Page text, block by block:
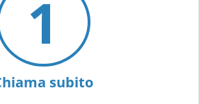
1
subito